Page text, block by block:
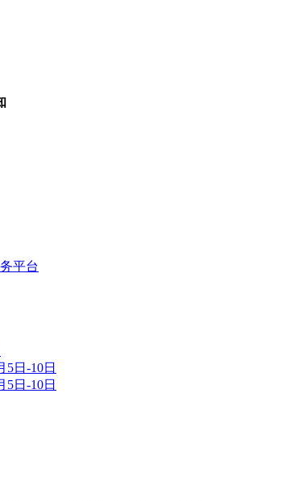
平台
5日-10日
5日-10日